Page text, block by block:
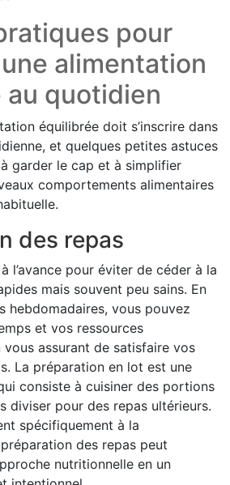
pour
alimentation
quotidien
équilibrée doit s’inscrire dans
et quelques petites astuces
garder le cap et à simplifier
comportements alimentaires
des repas
à l’avance pour éviter de céder à la
mais souvent peu sains. En
hebdomadaires, vous pouvez
et vos ressources
assurant de satisfaire vos
La préparation en lot est une
consiste à cuisiner des portions
diviser pour des repas ultérieurs.
spécifiquement à la
des repas peut
nutritionnelle en un